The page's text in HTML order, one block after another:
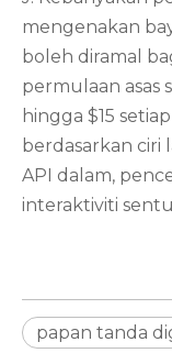
mengenakan
boleh diramal
permulaan asas
hingga $15
berdasarkan
API dalam,
interaktiviti
papan tanda